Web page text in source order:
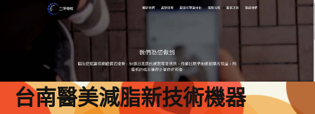
台南醫美減脂新技術機器